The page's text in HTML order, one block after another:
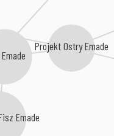
Projekt Ostry Emade
Emade